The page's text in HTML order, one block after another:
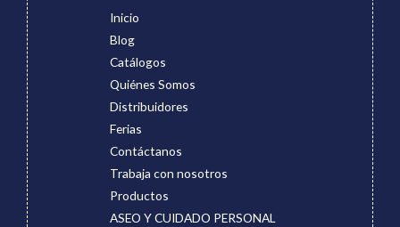
Inicio
Blog
Catálogos
Quiénes Somos
Distribuidores
Ferias
Contáctanos
Trabaja con nosotros
Productos
ASEO Y CUIDADO PERSONAL